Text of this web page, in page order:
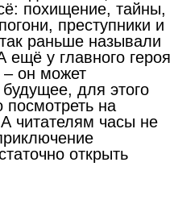
похищение, тайны,
преступники и
раньше называли
ещё у главного героя
он может
для этого
посмотреть на
читателям часы не
открыть